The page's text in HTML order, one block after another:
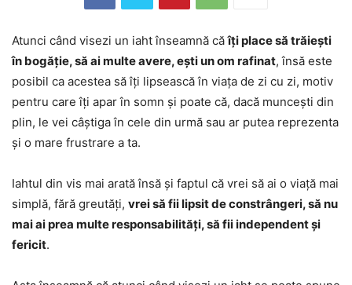
Atunci când visezi un iaht înseamnă căîți place să trăiești
în bogăție, să ai multe avere, ești un om rafinat, însă este
posibil ca acestea să îți lipsească în viața de zi cu zi, motiv
pentru care îți apar în somn și poate că, dacă muncești din
plin, le vei câștiga în cele din urmă sau ar putea reprezenta
și o mare frustrare a ta.
Iahtul din vis mai arată însă și faptul că vrei să ai o viață mai
simplă, fără greutăți, vrei să fii lipsit de constrângeri, să nu
mai ai prea multe responsabilități, să fii independent și
fericit.